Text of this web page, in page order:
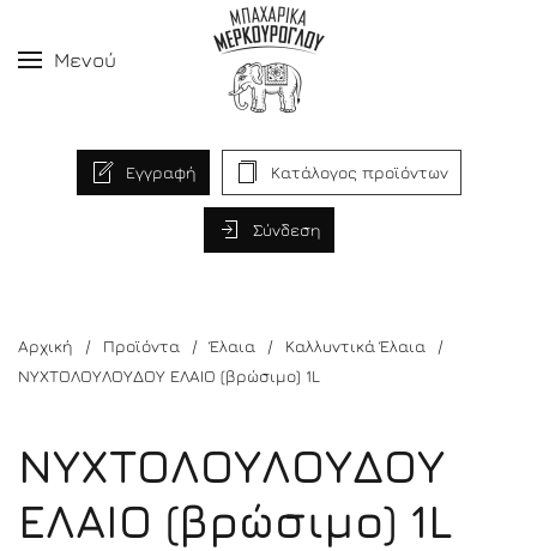
Μενού
Εγγραφή Κατάλογος προϊόντων
Σύνδεση
Αρχική Προϊόντα Έλαια
Καλλυντικά Έλαια
ΝΥΧΤΟΛΟΥΛΟΥΔΟΥ ΕΛΑΙΟ (βρώσιμο) 1L
ΝΥΧΤΟΛΟΥΛΟΥΔΟΥ
ΕΛΑΙΟ (βρώσιμο) 1L